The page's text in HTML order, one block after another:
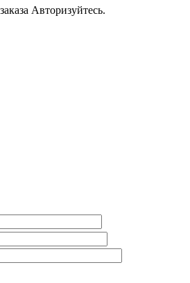
Авторизуйтесь.